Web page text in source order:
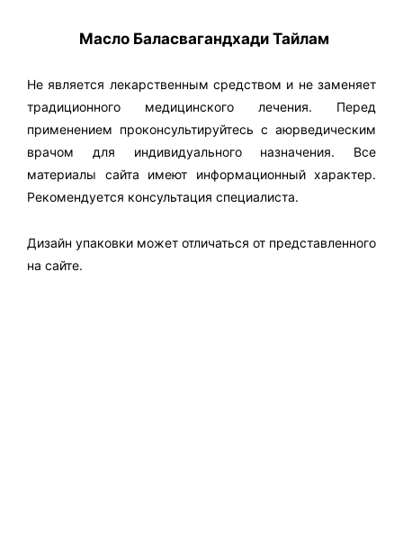
Масло Баласвагандхади Тайлам
Не является лекарственным средством и не заменяет
традиционного медицинского лечения. Перед
применением проконсультируйтесь с аюрведическим
врачом для индивидуального назначения. Все
материалы сайта имеют информационный характер.
Рекомендуется консультация специалиста.
Дизайн упаковки может отличаться от представленного
на сайте.